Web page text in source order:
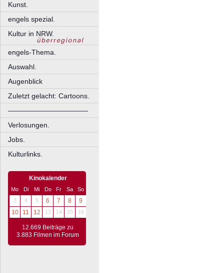
Kunst.
engels spezial.
Kultur in NRW.
engels-Thema.
Auswahl.
Augenblick
Zuletzt gelacht: Cartoons.
––––––––––––––––––––
Verlosungen.
Jobs.
Kulturlinks.
Kinokalender
Mo Di Mi Do Fr Sa
So
3
4 5 6 7 8
9
10
11 12 13 14 15 16
12.669 Beiträge zu
3.883 Filmen im Forum